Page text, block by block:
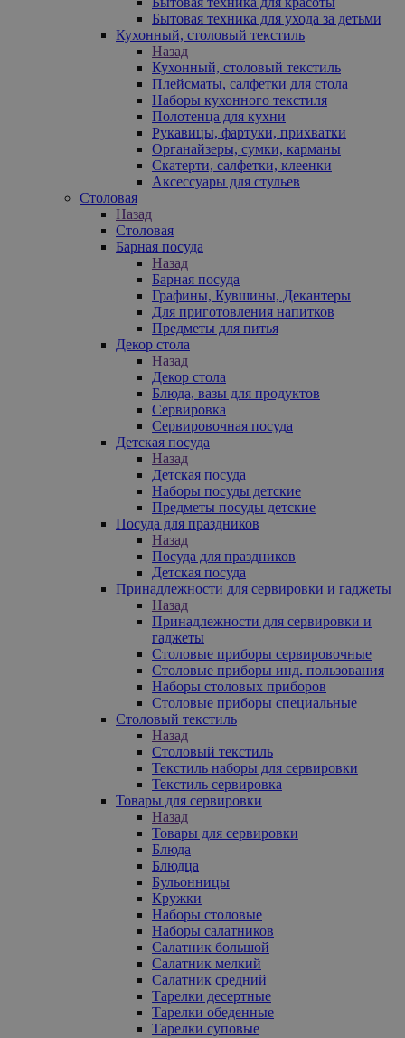
Бытовая техника для ухода за детьми
Кухонный, столовый текстиль
Назад
Кухонный, столовый текстиль
Плейсматы, салфетки для стола
Наборы кухонного текстиля
Полотенца для кухни
Рукавицы, фартуки, прихватки
Органайзеры, сумки, карманы
Скатерти, салфетки, клеенки
Аксессуары для стульев
Столовая
Назад
Столовая
Барная посуда
Назад
Барная посуда
Графины, Кувшины, Декантеры
Для приготовления напитков
Предметы для питья
Декор стола
Назад
Декор стола
Блюда, вазы для продуктов
Сервировка
Сервировочная посуда
Детская посуда
Назад
Детская посуда
Наборы посуды детские
Предметы посуды детские
Посуда для праздников
Назад
Посуда для праздников
Детская посуда
Принадлежности для сервировки и гаджеты
Назад
Принадлежности для сервировки и
гаджеты
Столовые приборы сервировочные
Столовые приборы инд. пользования
Наборы столовых приборов
Столовые приборы специальные
Столовый текстиль
Назад
Столовый текстиль
Текстиль наборы для сервировки
Текстиль сервировка
Товары для сервировки
Назад
Товары для сервировки
Блюда
Блюдца
Бульонницы
Кружки
Наборы столовые
Наборы салатников
Салатник большой
Салатник мелкий
Салатник средний
Тарелки десертные
Тарелки обеденные
Тарелки суповые